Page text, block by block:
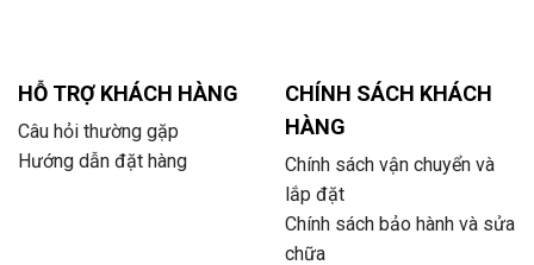
HỖ TRỢ KHÁCH HÀNG
Câu hỏi thường gặp
Hướng dẫn đặt hàng
CHÍNH SÁCH KHÁCH
HÀNG
Chính sách vận chuyển và
lắp đặt
Chính sách bảo hành và sửa
chữa